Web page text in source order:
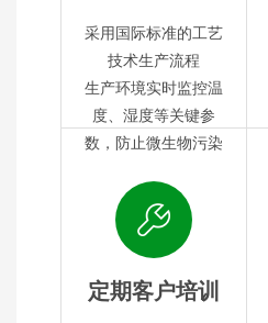
采用国际标准的工艺
技术生产流程
生产环境实时监控温
度、湿度等关键参
数，防止微生物污染
定期客户培训